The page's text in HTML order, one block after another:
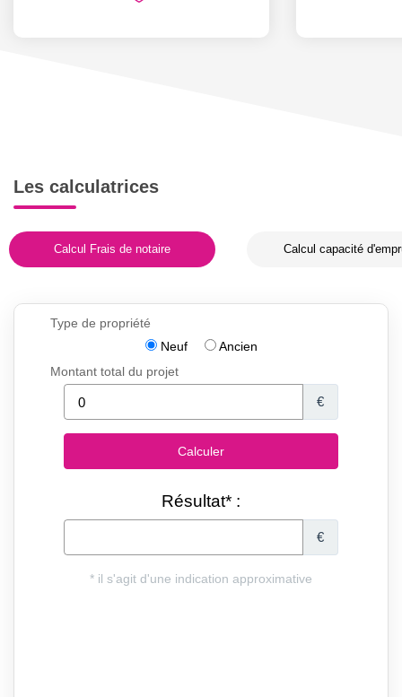
Les calculatrices
Calcul Frais de notaire Calcul capacité